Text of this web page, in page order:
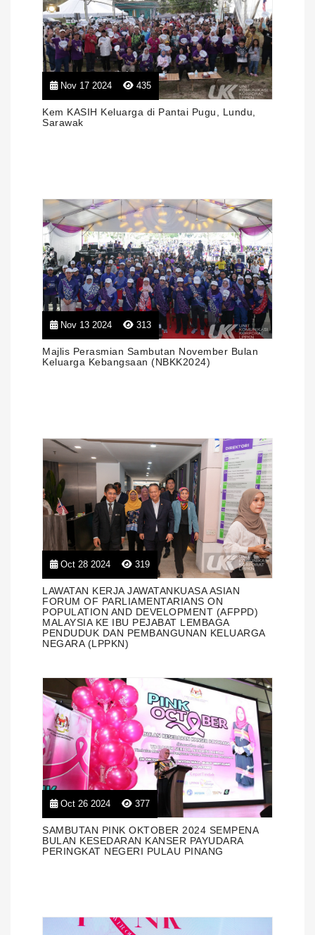
Nov 17 2024 435
Kem KASIH Keluarga di Pantai Pugu, Lundu,
Sarawak
Nov 13 2024 313
Majlis Perasmian Sambutan November Bulan
Keluarga Kebangsaan (NBKK2024)
Oct 28 2024 319
LAWATAN KERJA JAWATANKUASA ASIAN
FORUM OF PARLIAMENTARIANS ON
POPULATION AND DEVELOPMENT (AFPPD)
MALAYSIA KE IBU PEJABAT LEMBAGA
PENDUDUK DAN PEMBANGUNAN KELUARGA
NEGARA (LPPKN)
Oct 26 2024 377
SAMBUTAN PINK OKTOBER 2024 SEMPENA
BULAN KESEDARAN KANSER PAYUDARA
PERINGKAT NEGERI PULAU PINANG